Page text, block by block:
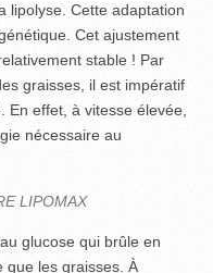
lipolyse. Cette adaptation
Cet ajustement
stable ! Par
graisses, il est impératif
effet, à vitesse élevée,
nécessaire au
LIPOMAX
glucose qui brûle en
que les graisses. À